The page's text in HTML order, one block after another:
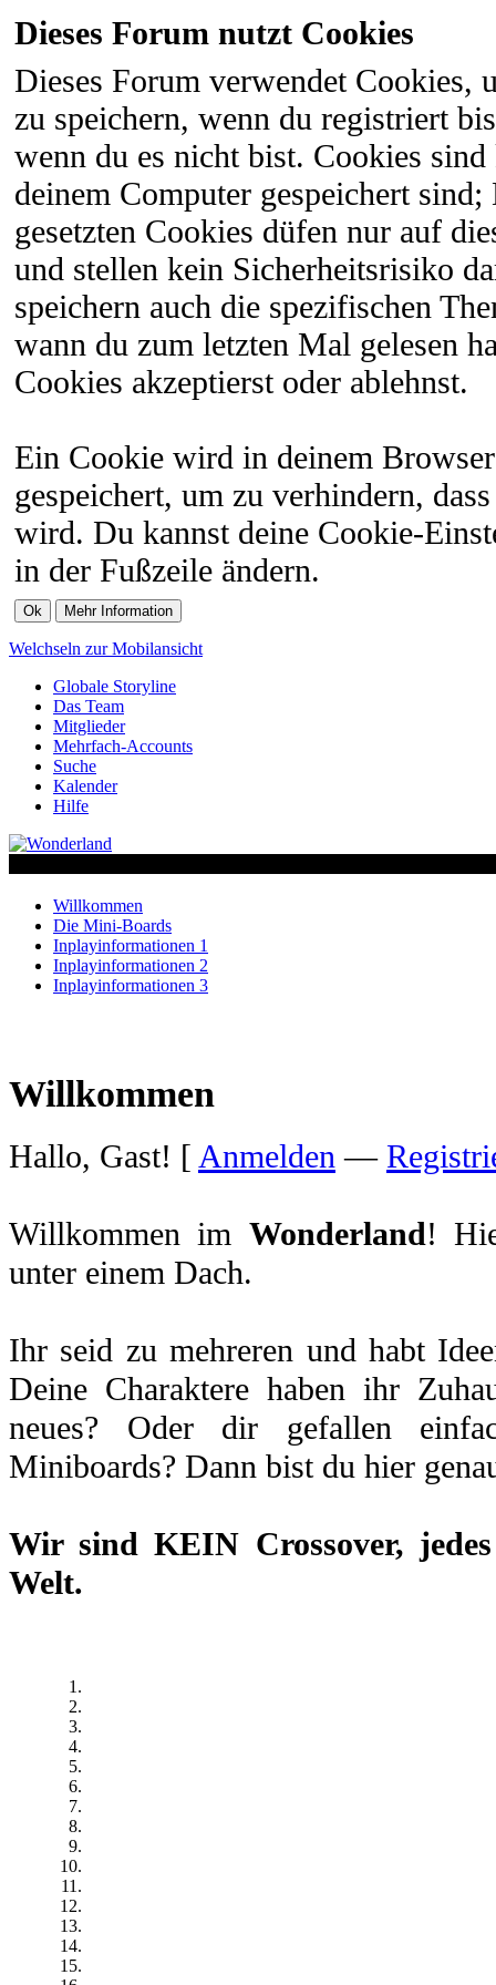
Dieses Forum nutzt Cookies
Dieses Forum verwendet Cookies,
zu speichern, wenn du registriert
wenn du es nicht bist. Cookies
deinem Computer gespeichert
gesetzten Cookies düfen nur auf
und stellen kein Sicherheitsrisiko
speichern auch die spezifischen
wann du zum letzten Mal gelesen
Cookies akzeptierst oder ablehnst.
Ein Cookie wird in deinem
gespeichert, um zu verhindern,
wird. Du kannst deine Cookie-
in der Fußzeile ändern.
Welchseln zur Mobilansicht
Globale Storyline
Das Team
Mitglieder
Mehrfach-Accounts
Suche
Kalender
Hilfe
Willkommen
Die Mini-Boards
Inplayinformationen 1
Inplayinformationen 2
Inplayinformationen 3
Willkommen
Hallo, Gast! [ Anmelden —
Willkommen im Wonderland!
unter einem Dach.
Ihr seid zu mehreren und habt
Deine Charaktere haben ihr
neues? Oder dir gefallen
Miniboards? Dann bist du hier
Wir sindKEIN Crossover,
Welt.